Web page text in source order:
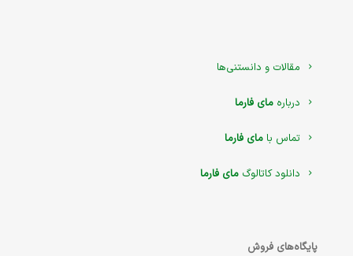
مقالات و دانستنی‌ها
درباره مای فارما
تماس با مای فارما
دانلود کاتالوگ مای فارما
پایگاه‌های فروش